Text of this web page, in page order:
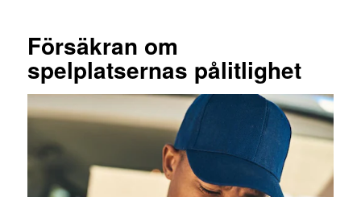
Försäkran om
spelplatsernas pålitlighet